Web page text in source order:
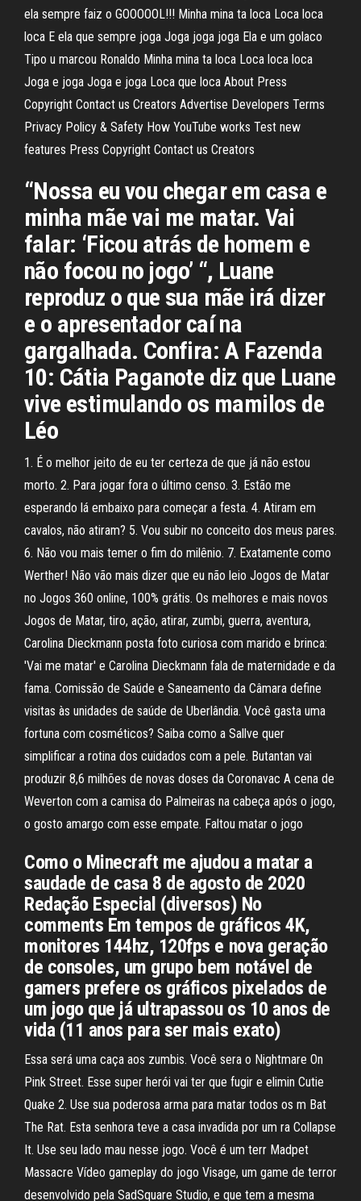
ela sempre faiz o GOOOOOL!!! Minha mina ta loca Loca loca
loca E ela que sempre joga Joga joga joga Ela e um golaco
Tipo u marcou Ronaldo Minha mina ta loca Loca loca loca
Joga e joga Joga e joga Loca que loca About Press
Copyright Contact us Creators Advertise Developers Terms
Privacy Policy & Safety How YouTube works Test new
features Press Copyright Contact us Creators
“Nossa eu vou chegar em casa e
minha mãe vai me matar. Vai
falar: ‘Ficou atrás de homem e
não focou no jogo’ “, Luane
reproduz o que sua mãe irá dizer
e o apresentador caí na
gargalhada. Confira: A Fazenda
10: Cátia Paganote diz que Luane
vive estimulando os mamilos de
Léo
1. É o melhor jeito de eu ter certeza de que já não estou
morto. 2. Para jogar fora o último censo. 3. Estão me
esperando lá embaixo para começar a festa. 4. Atiram em
cavalos, não atiram? 5. Vou subir no conceito dos meus pares.
6. Não vou mais temer o fim do milênio. 7. Exatamente como
Werther! Não vão mais dizer que eu não leio Jogos de Matar
no Jogos 360 online, 100% grátis. Os melhores e mais novos
Jogos de Matar, tiro, ação, atirar, zumbi, guerra, aventura,
Carolina Dieckmann posta foto curiosa com marido e brinca:
'Vai me matar' e Carolina Dieckmann fala de maternidade e da
fama. Comissão de Saúde e Saneamento da Câmara define
visitas às unidades de saúde de Uberlândia. Você gasta uma
fortuna com cosméticos? Saiba como a Sallve quer
simplificar a rotina dos cuidados com a pele. Butantan vai
produzir 8,6 milhões de novas doses da Coronavac A cena de
Weverton com a camisa do Palmeiras na cabeça após o jogo,
o gosto amargo com esse empate. Faltou matar o jogo
Como o Minecraft me ajudou a matar a
saudade de casa 8 de agosto de 2020
Redação Especial (diversos) No
comments Em tempos de gráficos 4K,
monitores 144hz, 120fps e nova geração
de consoles, um grupo bem notável de
gamers prefere os gráficos pixelados de
um jogo que já ultrapassou os 10 anos de
vida (11 anos para ser mais exato)
Essa será uma caça aos zumbis. Você sera o Nightmare On
Pink Street. Esse super herói vai ter que fugir e elimin Cutie
Quake 2. Use sua poderosa arma para matar todos os m Bat
The Rat. Esta senhora teve a casa invadida por um ra Collapse
It. Use seu lado mau nesse jogo. Você é um terr Madpet
Massacre Vídeo gameplay do jogo Visage, um game de terror
desenvolvido pela SadSquare Studio, e que tem a mesma